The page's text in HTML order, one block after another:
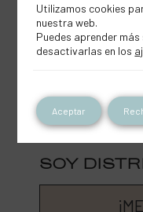
ONLINE
SOY
Utilizamos cookies
nuestra web.
Puedes aprender
desactivarlas en los
Aceptar